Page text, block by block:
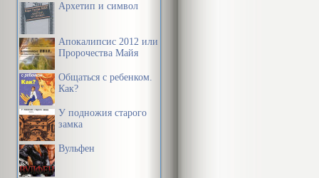
Архетип и символ
Апокалипсис 2012 или
Пророчества Майя
Общаться с ребенком.
Как?
У подножия старого
замка
Вульфен